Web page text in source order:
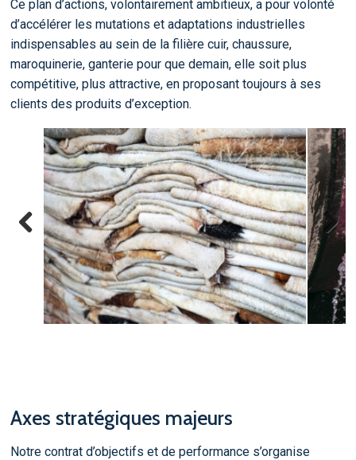
Ce plan d’actions, volontairement ambitieux, a pour volonté
d’accélérer les mutations et adaptations industrielles
indispensables au sein de la filière cuir, chaussure,
maroquinerie, ganterie pour que demain, elle soit plus
compétitive, plus attractive, en proposant toujours à ses
clients des produits d’exception.
Previous Next
Axes stratégiques majeurs
Notre contrat d’objectifs et de performance s’organise